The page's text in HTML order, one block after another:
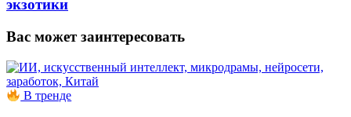
экзотики
Вас может заинтересовать
В тренде